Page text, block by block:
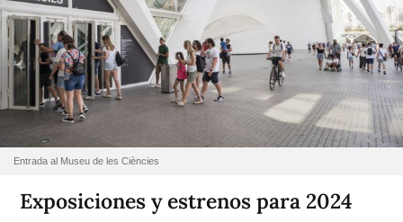
Entrada al Museu de les Ciències
Exposiciones y estrenos para 2024